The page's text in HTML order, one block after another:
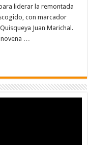
liderar la remontada
con marcador
Juan Marichal.
…